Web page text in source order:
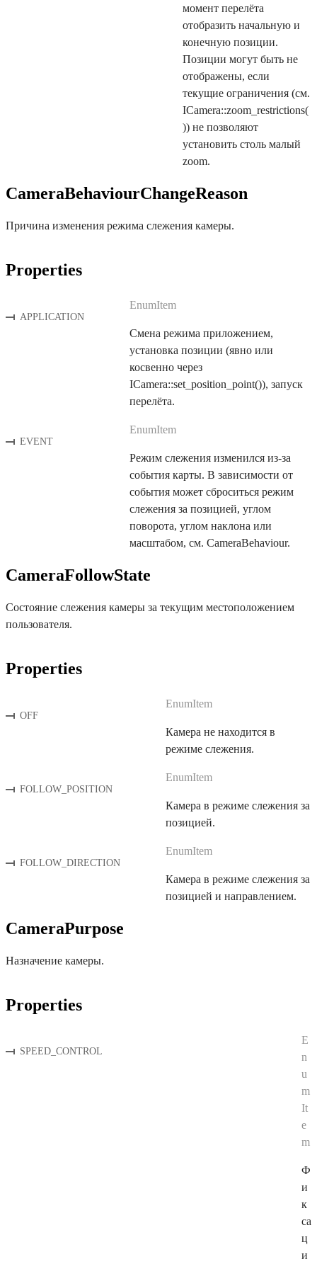
момент перелёта
отобразить начальную и
конечную позиции.
Позиции могут быть не
отображены, если
текущие ограничения (см.
ICamera::zoom_restrictions(
)) не позволяют
установить столь малый
zoom.
CameraBehaviourChangeReason
Причина изменения режима слежения камеры.
Properties
APPLICATION
EnumItem
Смена режима приложением,
установка позиции (явно или
косвенно через
ICamera::set_position_point()), запуск
перелёта.
EVENT
EnumItem
Режим слежения изменился из-за
события карты. В зависимости от
события может сброситься режим
слежения за позицией, углом
поворота, углом наклона или
масштабом, см. CameraBehaviour.
CameraFollowState
Состояние слежения камеры за текущим местоположением
пользователя.
Properties
OFF
EnumItem
Камера не находится в
режиме слежения.
FOLLOW_POSITION
EnumItem
Камера в режиме слежения за
позицией.
FOLLOW_DIRECTION
EnumItem
Камера в режиме слежения за
позицией и направлением.
CameraPurpose
Назначение камеры.
Properties
SPEED_CONTROL
E
n
u
m
It
e
m
Ф
и
к
са
ц
и